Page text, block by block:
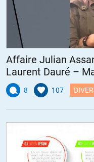
Affaire Julian
Laurent Dauré –
8 107